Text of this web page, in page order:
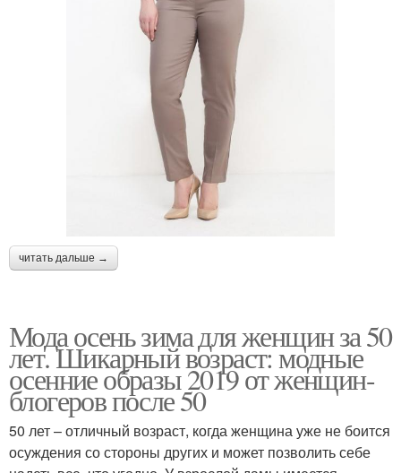
читать дальше →
Мода осень зима для женщин за 50
лет. Шикарный возраст: модные
осенние образы 2019 от женщин-
блогеров после 50
50 лет – отличный возраст, когда женщина уже не боится
осуждения со стороны других и может позволить себе